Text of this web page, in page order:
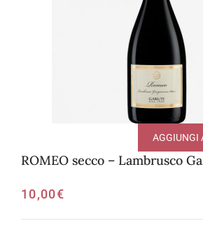
ROMEO secco – Lambrusco
10,00€
AGGIUNGI